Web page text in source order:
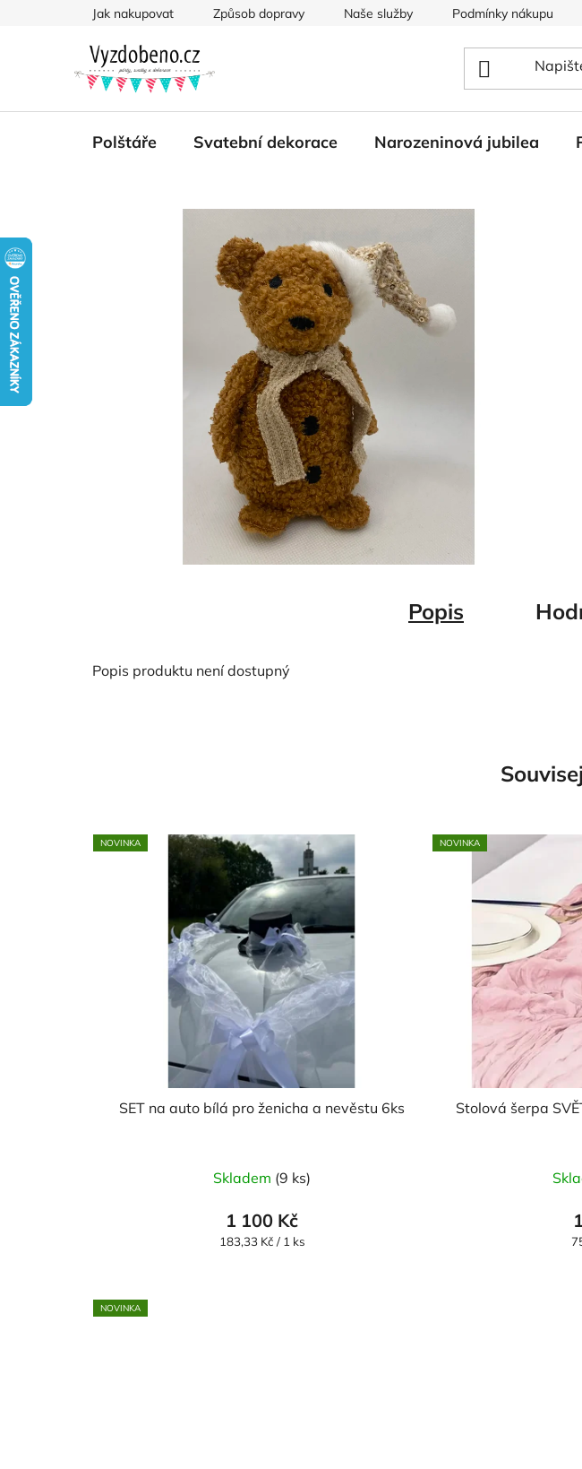
Jak nakupovat Způsob dopravy Naše služby Podmínky nákupu
Polštáře Svatební dekorace Narozeninová jubilea
Popis
Popis produktu není dostupný
NOVINKA
SET na auto bílá pro ženicha a nevěstu 6ks
Skladem (9 ks)
1 100 Kč
Měrná
183,33 Kč / 1 ks
NOVINKA
Stolová šerpa
NOVINKA